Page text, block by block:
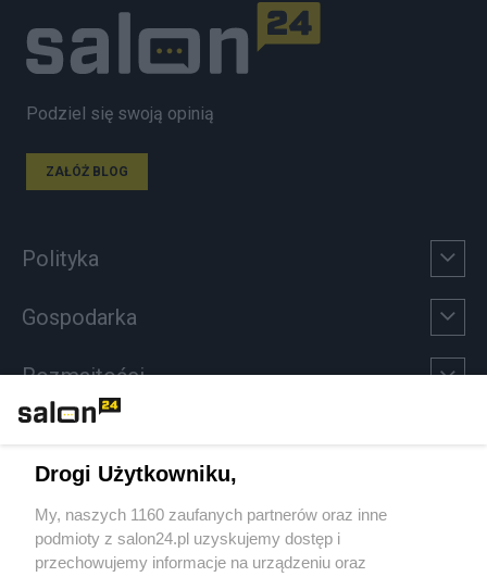
Podziel się swoją opinią
ZAŁÓŻ BLOG
Polityka
Gospodarka
Rozmaitości
Sport
Społeczeństwo
Drogi Użytkowniku,
My, naszych 1160 zaufanych partnerów oraz inne
podmioty z salon24.pl uzyskujemy dostęp i
przechowujemy informacje na urządzeniu oraz